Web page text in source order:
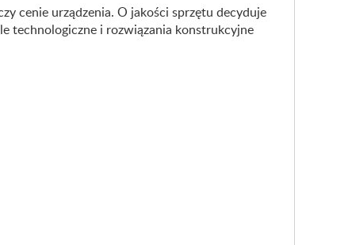
cenie urządzenia. O jakości sprzętu decyduje
technologiczne i rozwiązania konstrukcyjne